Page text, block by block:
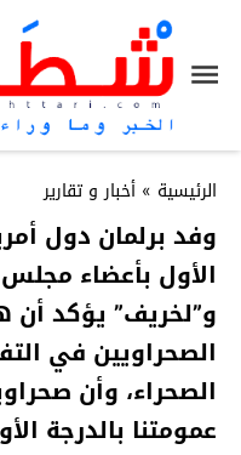
الرئيسية » أخبار و تقارير
وفد برلمان دول
الأول بأعضاء
و”لخريف” يؤكد أن
الصحراويين في
الصحراء، وأن
عمومتنا بالدرجة